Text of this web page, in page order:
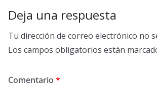
Deja una respuesta
Tu dirección de correo electrónico no
Los campos obligatorios están
Comentario *